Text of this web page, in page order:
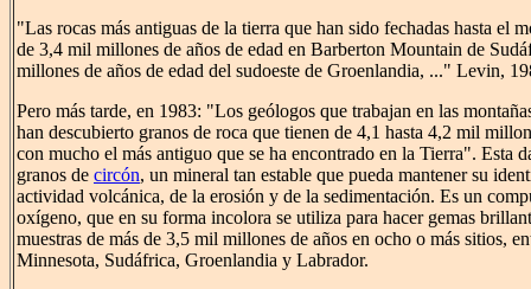
"Las rocas más antiguas de la tierra que han sido fechadas hasta el
de 3,4 mil millones de años de edad en Barberton Mountain de
millones de años de edad del sudoeste de Groenlandia, ..." Levin,
Pero más tarde, en 1983: "Los geólogos que trabajan en las
han descubierto granos de roca que tienen de 4,1 hasta 4,2 mil
con mucho el más antiguo que se ha encontrado en la Tierra". Esta
granos de circón, un mineral tan estable que pueda mantener su
actividad volcánica, de la erosión y de la sedimentación. Es un
oxígeno, que en su forma incolora se utiliza para hacer gemas
muestras de más de 3,5 mil millones de años en ocho o más sitios,
Minnesota, Sudáfrica, Groenlandia y Labrador.